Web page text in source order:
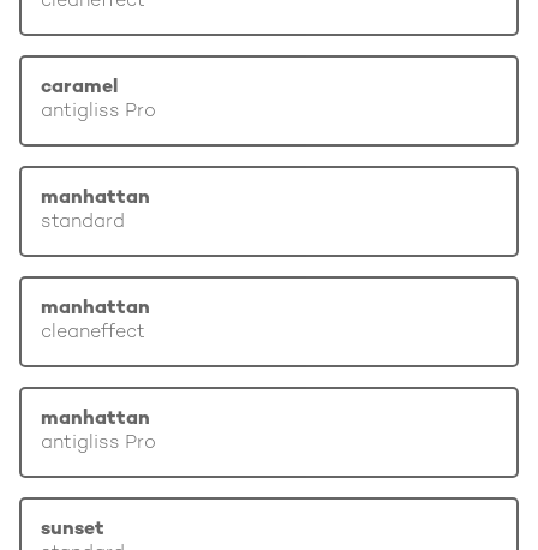
caramel
antigliss Pro
manhattan
standard
manhattan
cleaneffect
manhattan
antigliss Pro
sunset